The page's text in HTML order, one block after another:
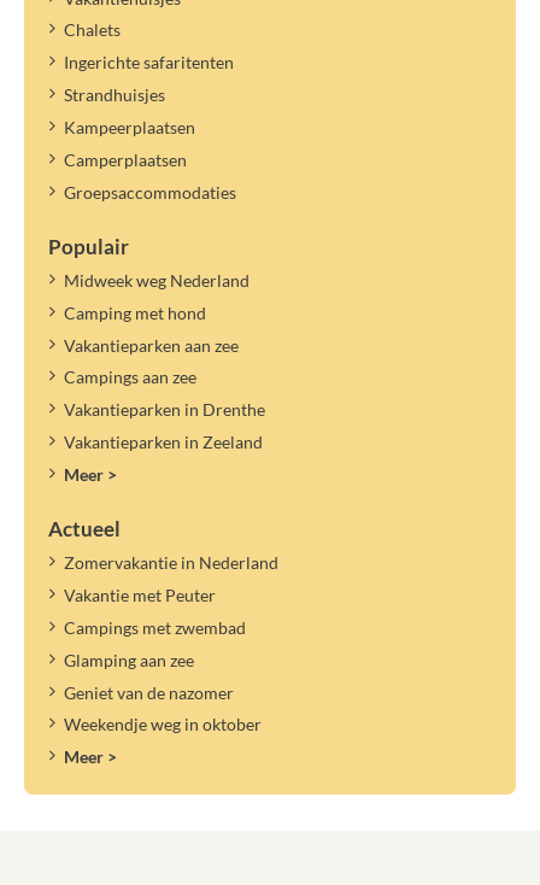
Chalets
Ingerichte safaritenten
Strandhuisjes
Kampeerplaatsen
Camperplaatsen
Groepsaccommodaties
Populair
Midweek weg Nederland
Camping met hond
Vakantieparken aan zee
Campings aan zee
Vakantieparken in Drenthe
Vakantieparken in Zeeland
Meer >
Actueel
Zomervakantie in Nederland
Vakantie met Peuter
Campings met zwembad
Glamping aan zee
Geniet van de nazomer
Weekendje weg in oktober
Meer >